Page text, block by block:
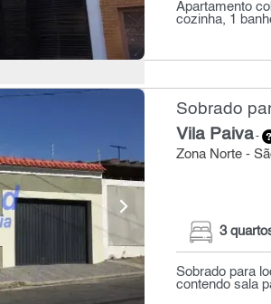
Apartamento
cozinha, 1
Sobrado
Vila Paiva-
Zona Norte -
3
Sobrado para
contendo sala